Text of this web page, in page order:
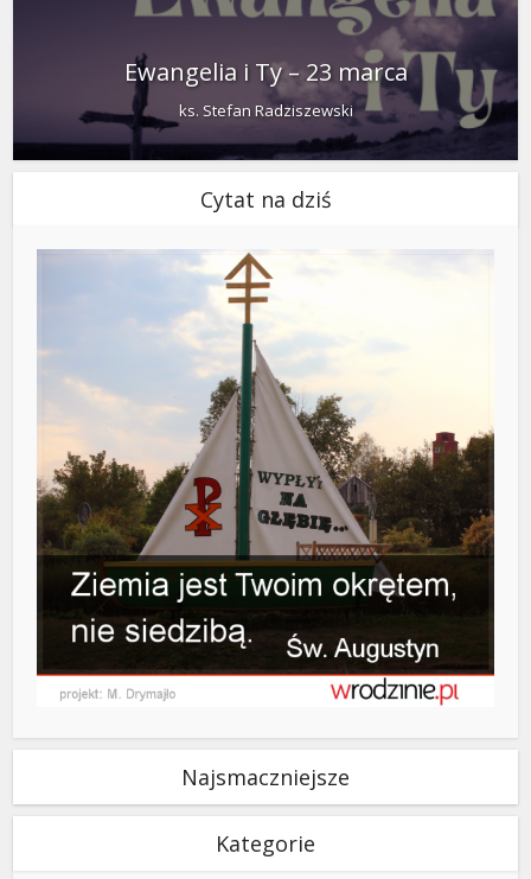
Ewangelia i Ty – 23 marca
ks. Stefan Radziszewski
Cytat na dziś
Najsmaczniejsze
Kategorie